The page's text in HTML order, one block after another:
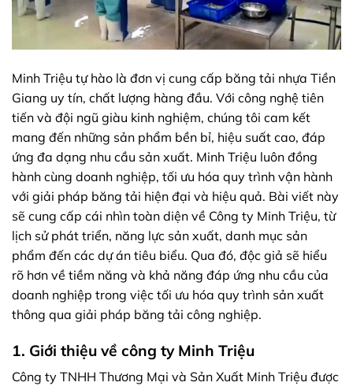
Minh Triệu tự hào là đơn vị cung cấp băng tải nhựa Tiền
Giang uy tín, chất lượng hàng đầu. Với công nghệ tiên
tiến và đội ngũ giàu kinh nghiệm, chúng tôi cam kết
mang đến những sản phẩm bền bỉ, hiệu suất cao, đáp
ứng đa dạng nhu cầu sản xuất. Minh Triệu luôn đồng
hành cùng doanh nghiệp, tối ưu hóa quy trình vận hành
với giải pháp băng tải hiện đại và hiệu quả. Bài viết này
sẽ cung cấp cái nhìn toàn diện về Công ty Minh Triệu, từ
lịch sử phát triển, năng lực sản xuất, danh mục sản
phẩm đến các dự án tiêu biểu. Qua đó, độc giả sẽ hiểu
rõ hơn về tiềm năng và khả năng đáp ứng nhu cầu của
doanh nghiệp trong việc tối ưu hóa quy trình sản xuất
thông qua giải pháp băng tải công nghiệp.
1. Giới thiệu về công ty Minh Triệu
Công ty TNHH Thương Mại và Sản Xuất Minh Triệu được